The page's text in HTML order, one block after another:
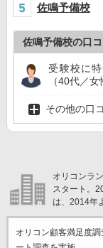
佐鳴予備校
佐鳴予備校の口
受験校に
（40代／女
その他の口
オリコンラ
スタート。
は、2014年
オリコン顧客満足度